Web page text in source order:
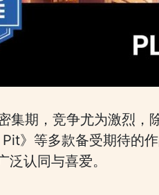
集期，竞争尤为激烈
》等多款备受期待的
认同与喜爱。